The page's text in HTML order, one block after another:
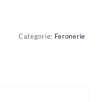
Categorie: Feronerie